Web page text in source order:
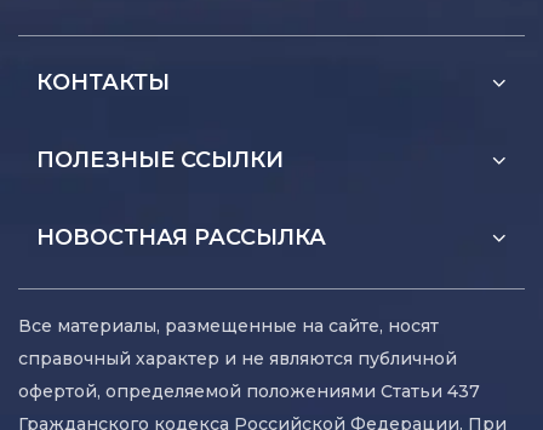
КОНТАКТЫ
ПОЛЕЗНЫЕ ССЫЛКИ
НОВОСТНАЯ РАССЫЛКА
Все материалы, размещенные на сайте, носят
справочный характер и не являются публичной
офертой, определяемой положениями Статьи 437
Гражданского кодекса Российской Федерации. При